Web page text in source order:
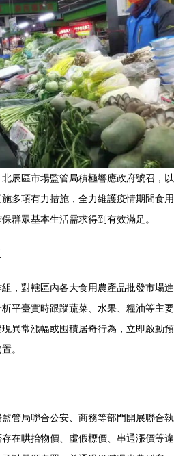
辰區市場監管局積極響應政府號召，以
多項有力措施，全力維護疫情期間食用
群眾基本生活需求得到有效滿足。
，對轄區內各大食用農產品批發市場進
平臺實時跟蹤蔬菜、水果、糧油等主要
異常漲幅或囤積居奇行為，立即啟動預
。
管局聯合公安、商務等部門開展聯合執
在哄抬物價、虛假標價、串通漲價等違